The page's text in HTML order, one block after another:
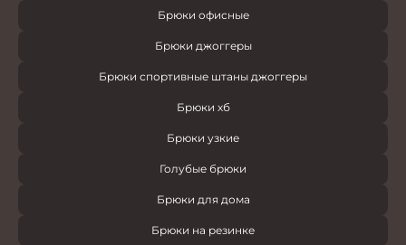
Брюки офисные
Брюки джоггеры
Брюки спортивные штаны джоггеры
Брюки хб
Брюки узкие
Голубые брюки
Брюки для дома
Брюки на резинке